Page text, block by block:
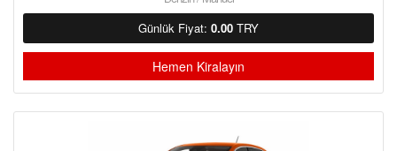
Günlük Fiyat: 0.00 TRY
Hemen Kiralayın